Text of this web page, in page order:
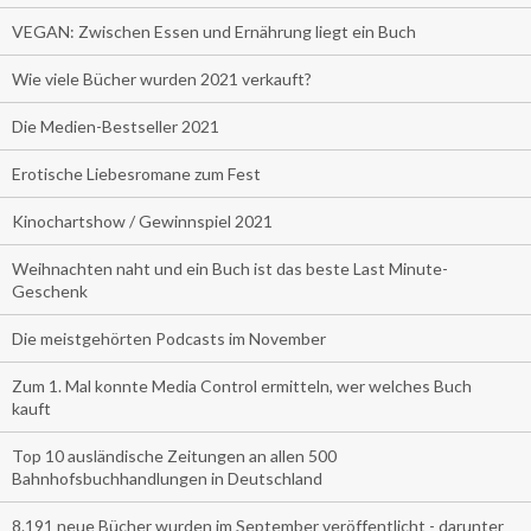
VEGAN: Zwischen Essen und Ernährung liegt ein Buch
Wie viele Bücher wurden 2021 verkauft?
Die Medien-Bestseller 2021
Erotische Liebesromane zum Fest
Kinochartshow / Gewinnspiel 2021
Weihnachten naht und ein Buch ist das beste Last Minute-
Geschenk
Die meistgehörten Podcasts im November
Zum 1. Mal konnte Media Control ermitteln, wer welches Buch
kauft
Top 10 ausländische Zeitungen an allen 500
Bahnhofsbuchhandlungen in Deutschland
8.191 neue Bücher wurden im September veröffentlicht - darunter